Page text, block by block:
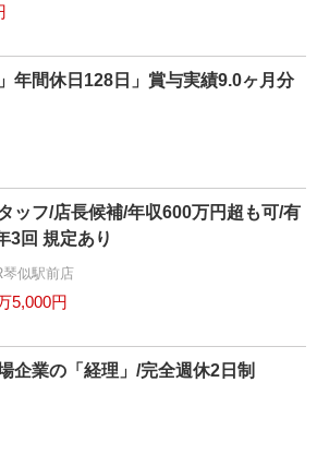
年間休日128日」賞与実績9.0ヶ月分
ッフ/店長候補/年収600万円超も可/有
3回 規定あり
似駅前店
5,000円
企業の「経理」/完全週休2日制